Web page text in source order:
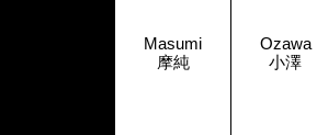
Masumi
摩純
Ozawa
小澤